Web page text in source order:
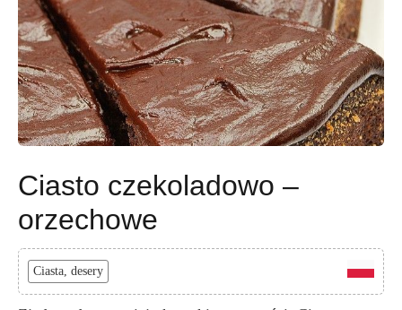
Ciasto czekoladowo –
orzechowe
Ciasta, desery